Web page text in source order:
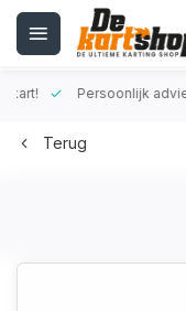
Persoonlijk advies
Terug